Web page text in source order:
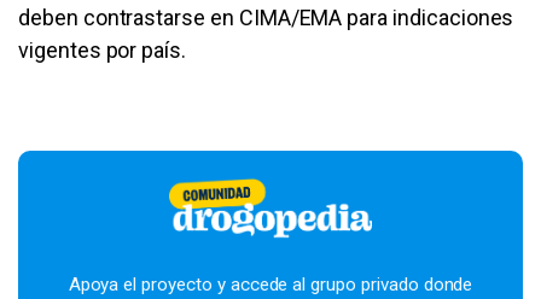
deben contrastarse en CIMA/EMA para indicaciones
vigentes por país.
Apoya el proyecto y accede al grupo privado donde